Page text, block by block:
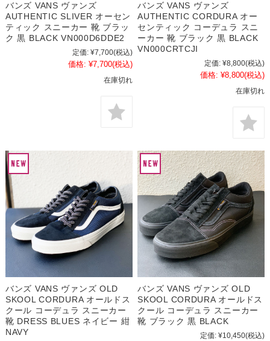
バンズ VANS ヴァンズ
AUTHENTIC SLIVER オーセン
ティック スニーカー 靴 ブラッ
ク 黒 BLACK VN000D6DDE2
定価: ¥7,700(税込)
価格: ¥7,700(税込)
在庫切れ
バンズ VANS ヴァンズ
AUTHENTIC CORDURA オー
センティック コーデュラ スニ
ーカー 靴 ブラック 黒 BLACK
VN000CRTCJI
定価: ¥8,800(税込)
価格: ¥8,800(税込)
在庫切れ
バンズ VANS ヴァンズ OLD
SKOOL CORDURA オールドス
クール コーデュラ スニーカー
靴 DRESS BLUES ネイビー 紺
NAVY
バンズ VANS ヴァンズ OLD
SKOOL CORDURA オールドス
クール コーデュラ スニーカー
靴 ブラック 黒 BLACK
定価: ¥10,450(税込)